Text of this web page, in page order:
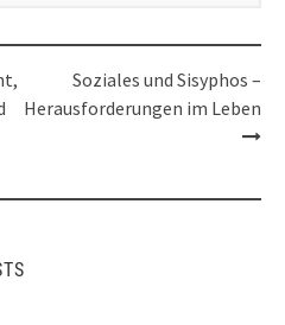
Soziales und Sisyphos –
Herausforderungen im Leben